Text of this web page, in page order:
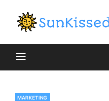
content
MARKETING